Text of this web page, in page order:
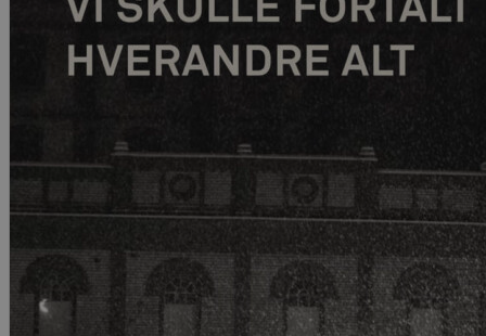
Krim
Noveller
Tegneserier
Annet
Outlet
— kvalitetslitteratur
til